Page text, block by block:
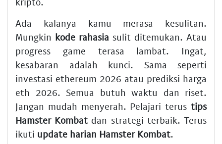
Ada kalanya kamu merasa kesulitan.
Mungkin kode rahasia sulit ditemukan. Atau
progress game terasa lambat. Ingat,
kesabaran adalah kunci. Sama seperti
investasi ethereum 2026 atau prediksi harga
eth 2026. Semua butuh waktu dan riset.
Jangan mudah menyerah. Pelajari terus tips
Hamster Kombat dan strategi terbaik. Terus
ikuti update harian Hamster Kombat.